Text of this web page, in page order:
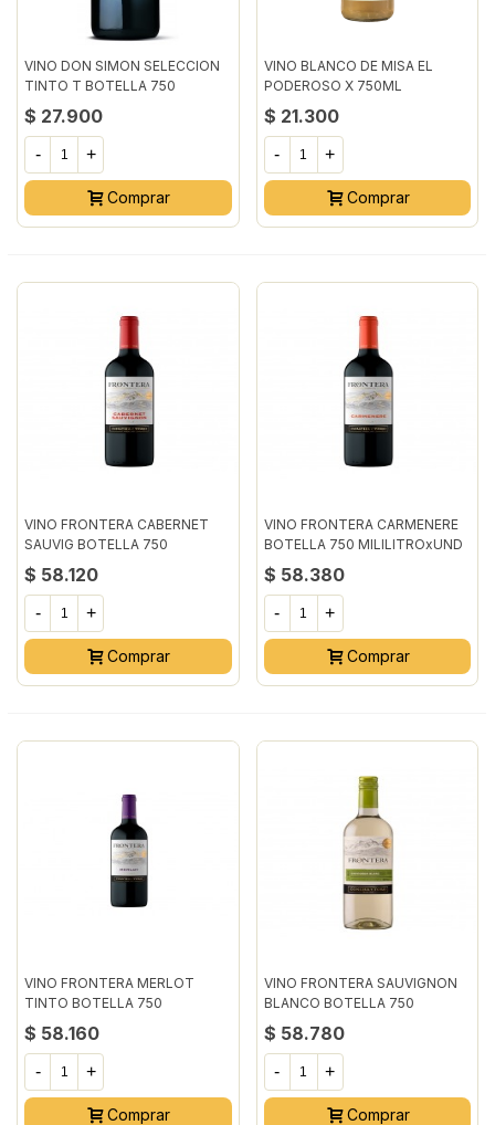
VINO DON SIMON SELECCION
TINTO T BOTELLA 750
MILILITRO
$ 27.900
- +
Comprar
VINO BLANCO DE MISA EL
PODEROSO X 750ML
$ 21.300
- +
Comprar
VINO FRONTERA CABERNET
SAUVIG BOTELLA 750
MILILITRO
$ 58.120
- +
Comprar
VINO FRONTERA CARMENERE
BOTELLA 750 MILILITROxUND
$ 58.380
- +
Comprar
VINO FRONTERA MERLOT
TINTO BOTELLA 750
MILILITRO
$ 58.160
- +
Comprar
VINO FRONTERA SAUVIGNON
BLANCO BOTELLA 750
MILILITRO
$ 58.780
- +
Comprar